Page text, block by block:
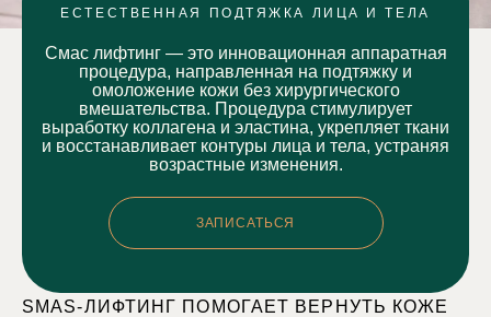
ЕСТЕСТВЕННАЯ ПОДТЯЖКА ЛИЦА И ТЕЛА
Смас лифтинг — это инновационная аппаратная
процедура, направленная на подтяжку и
омоложение кожи без хирургического
вмешательства. Процедура стимулирует
выработку коллагена и эластина, укрепляет ткани
и восстанавливает контуры лица и тела, устраняя
возрастные изменения.
ЗАПИСАТЬСЯ
SMAS-ЛИФТИНГ ПОМОГАЕТ ВЕРНУТЬ КОЖЕ